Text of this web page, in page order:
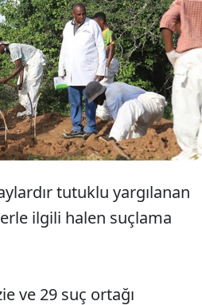
400'den fazla müridinin
yol açan "açlık tarikatı" lideri
iki hafta içinde suçlama
serbest kalacak.
tutuklu yargılanan
ilgili halen suçlama
ve 29 suç ortağı